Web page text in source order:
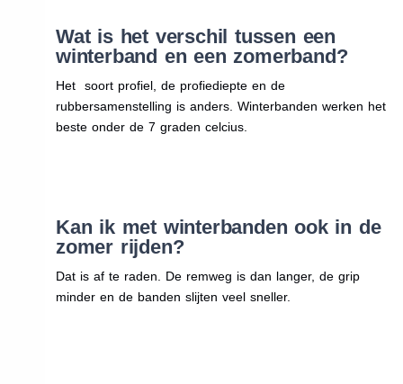
Wat is het verschil tussen een
winterband en een zomerband?
Het soort profiel, de profiediepte en de
rubbersamenstelling is anders. Winterbanden werken het
beste onder de 7 graden celcius.
Kan ik met winterbanden ook in de
zomer rijden?
Dat is af te raden. De remweg is dan langer, de grip
minder en de banden slijten veel sneller.